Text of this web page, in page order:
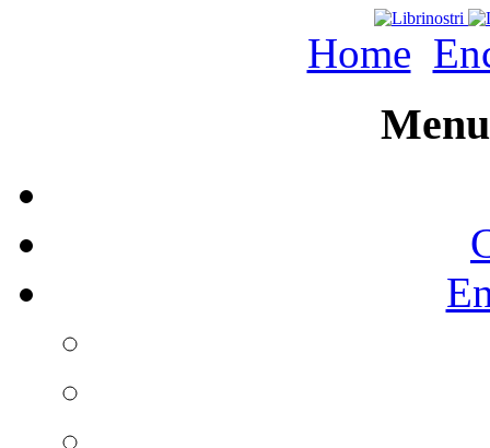
Home